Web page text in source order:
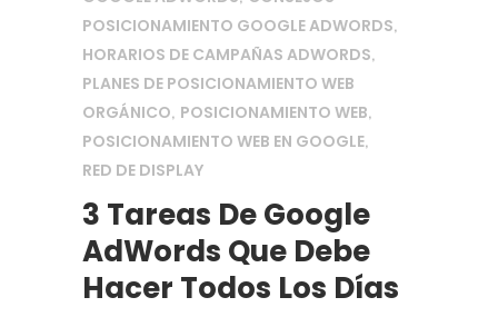
POSICIONAMIENTO GOOGLE ADWORDS,
HORARIOS DE CAMPAÑAS ADWORDS,
PLANES DE POSICIONAMIENTO WEB
ORGÁNICO, POSICIONAMIENTO WEB,
POSICIONAMIENTO WEB EN GOOGLE,
RED DE DISPLAY
3 Tareas De Google
AdWords Que Debe
Hacer Todos Los Días